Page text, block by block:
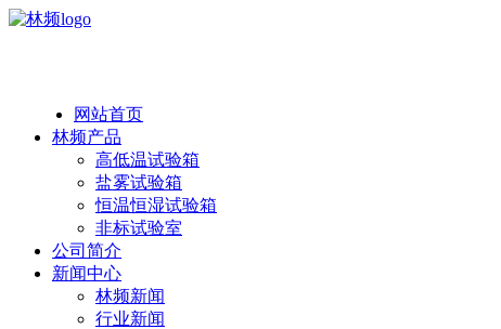
网站首页
林频产品
高低温试验箱
盐雾试验箱
恒温恒湿试验箱
非标试验室
公司简介
新闻中心
林频新闻
行业新闻